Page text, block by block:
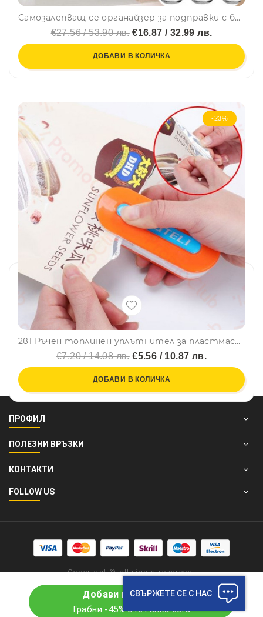
Добави в количката
Грабни -45% отстъпка сега
Самозалепващ се органайзер за подправки с бурканчета за подправки, за подредена кухня
€27.56 / 53.90 лв.€16.87 / 32.99 лв.
ДОБАВИ В КОЛИЧКА
-23%
2в1 Ръчен топлинен уплътнител за пластмасови торбички и уред за рязане,термовакуумен уплътнител с кука, YongTeli
€7.20 / 14.08 лв.€5.56 / 10.87 лв.
ДОБАВИ В КОЛИЧКА
ПРОФИЛ
ПОЛЕЗНИ ВРЪЗКИ
КОНТАКТИ
FOLLOW US
Copyright © all rights reserved.
СВЪРЖЕТЕ СЕ С НАС